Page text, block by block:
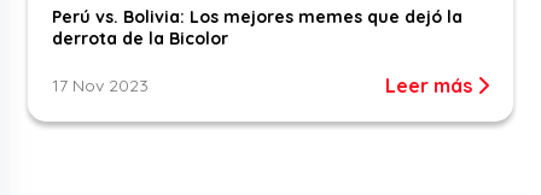
Perú vs. Bolivia: Los mejores memes que dejó la
derrota de la Bicolor
17 Nov 2023 Leer más